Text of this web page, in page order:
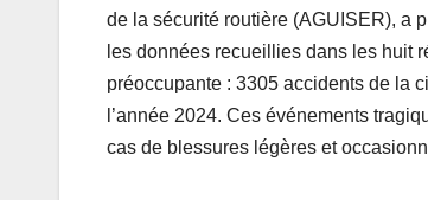
de la sécurité routière (AGUISER), a
les données recueillies dans les huit
préoccupante : 3305 accidents de la
l’année 2024. Ces événements
cas de blessures légères et